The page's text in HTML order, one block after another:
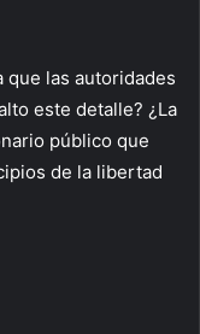
que las autoridades
este detalle? ¿La
público que
de la libertad